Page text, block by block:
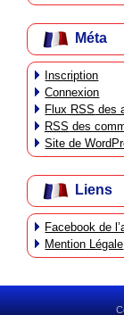
Méta
Inscription
Connexion
Flux RSS des
RSS des
Site de
Liens
Facebook de
Mention Légale